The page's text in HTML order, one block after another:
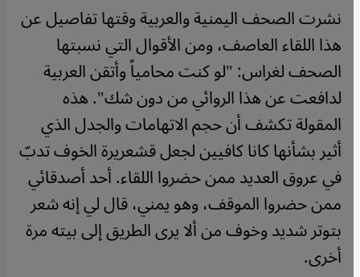
نشرت الصحف اليمنية والعربية وقتها تفاصيل عن
هذا اللقاء العاصف، ومن الأقوال التي نسبتها
الصحف لغراس: "لو كنت محامياً وأتقن العربية
لدافعت عن هذا الروائي من دون شك". هذه
المقولة تكشف أن حجم الاتهامات والجدل الذي
أثير بشأنها كانا كافيين لجعل قشعريرة الخوف تدبّ
في عروق العديد ممن حضروا اللقاء. أحد أصدقائي
ممن حضروا الموقف، وهو يمني، قال لي إنه شعر
بتوتر شديد وخوف من ألا يرى الطريق إلى بيته مرة
أخرى.